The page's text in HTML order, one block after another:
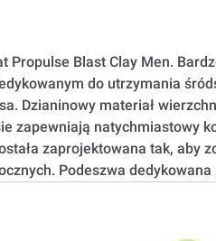
Propulse Blast Clay Men.
do utrzymania
Dzianinowy materiał
zapewniają natychmiastowy
zaprojektowana tak, aby
Podeszwa